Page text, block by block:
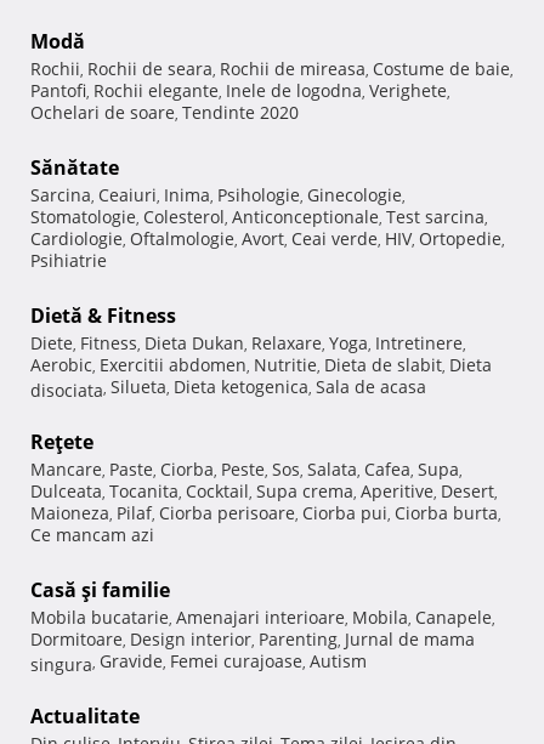
Modă
Rochii, Rochii de seara, Rochii de mireasa, Costume de baie,
Pantofi, Rochii elegante, Inele de logodna, Verighete,
Ochelari de soare, Tendinte 2020
Sănătate
Sarcina, Ceaiuri, Inima, Psihologie, Ginecologie,
Stomatologie, Colesterol, Anticonceptionale, Test sarcina,
Cardiologie, Oftalmologie, Avort, Ceai verde, HIV, Ortopedie,
Psihiatrie
Dietă & Fitness
Diete, Fitness, Dieta Dukan, Relaxare, Yoga, Intretinere,
Aerobic, Exercitii abdomen, Nutritie, Dieta de slabit, Dieta
disociata, Silueta, Dieta ketogenica, Sala de acasa
Reţete
Mancare, Paste, Ciorba, Peste, Sos, Salata, Cafea, Supa,
Dulceata, Tocanita, Cocktail, Supa crema, Aperitive, Desert,
Maioneza, Pilaf, Ciorba perisoare, Ciorba pui, Ciorba burta,
Ce mancam azi
Casă şi familie
Mobila bucatarie, Amenajari interioare, Mobila, Canapele,
Dormitoare, Design interior, Parenting, Jurnal de mama
singura, Gravide, Femei curajoase, Autism
Actualitate